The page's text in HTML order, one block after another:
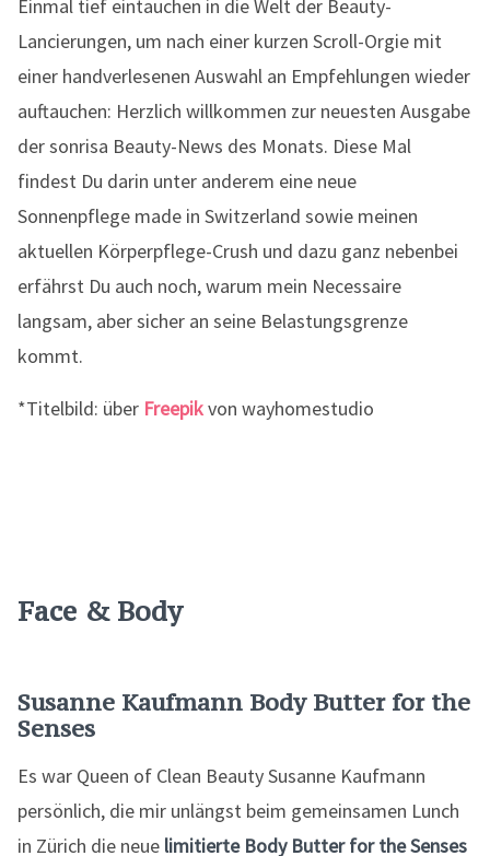
Einmal tief eintauchen in die Welt der Beauty-
Lancierungen, um nach einer kurzen Scroll-Orgie mit
einer handverlesenen Auswahl an Empfehlungen wieder
auftauchen: Herzlich willkommen zur neuesten Ausgabe
der sonrisa Beauty-News des Monats. Diese Mal
findest Du darin unter anderem eine neue
Sonnenpflege made in Switzerland sowie meinen
aktuellen Körperpflege-Crush und dazu ganz nebenbei
erfährst Du auch noch, warum mein Necessaire
langsam, aber sicher an seine Belastungsgrenze
kommt.
*Titelbild: über Freepikvon wayhomestudio
Face & Body
Susanne Kaufmann Body Butter for the
Senses
Es war Queen of Clean Beauty Susanne Kaufmann
persönlich, die mir unlängst beim gemeinsamen Lunch
in Zürich die neue limitierte Body Butter for the Senses